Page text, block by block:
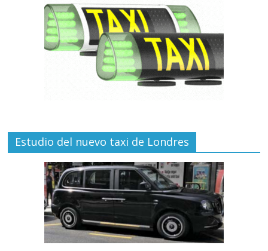
Estudio del nuevo taxi de Londres